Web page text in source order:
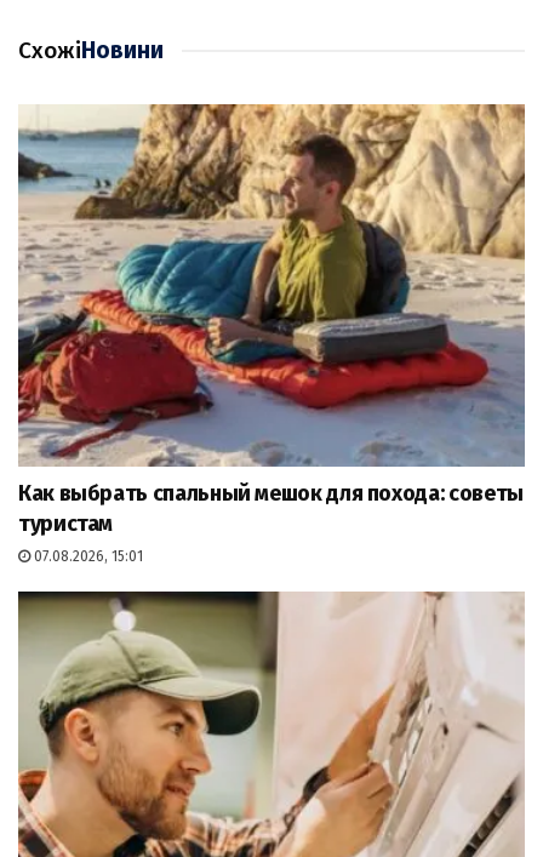
СхожіНовини
Как выбрать спальный мешок для похода: советы
туристам
07.08.2026, 15:01